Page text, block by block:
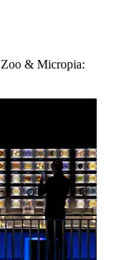
& Micropia: